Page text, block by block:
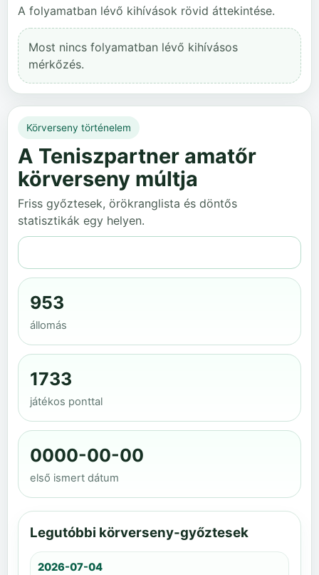
A folyamatban lévő kihívások rövid áttekintése.
Most nincs folyamatban lévő kihívásos
mérkőzés.
Körverseny történelem
A Teniszpartner amatőr
körverseny múltja
Friss győztesek, örökranglista és döntős
statisztikák egy helyen.
953
állomás
1733
játékos ponttal
0000-00-00
első ismert dátum
Legutóbbi körverseny-győztesek
2026-07-04